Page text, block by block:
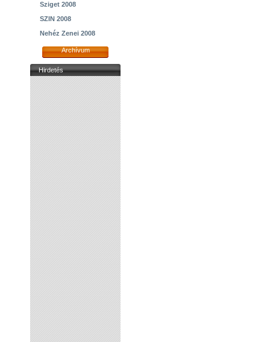
Sziget 2008
SZIN 2008
Nehéz Zenei 2008
Archívum
Hirdetés